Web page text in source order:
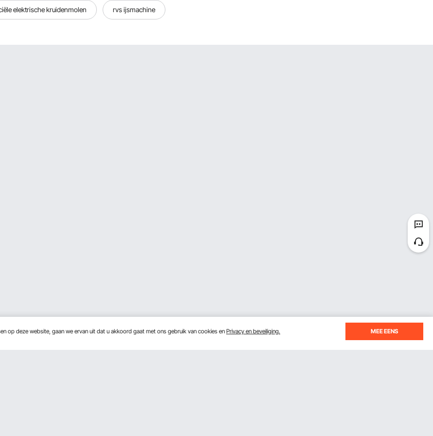
elektrische kruidenmolen rvs ijsmachine
op deze website, gaan we ervan uit dat u akkoord gaat met ons gebruik van cookies en Privacy en beveiliging. MEE EENS